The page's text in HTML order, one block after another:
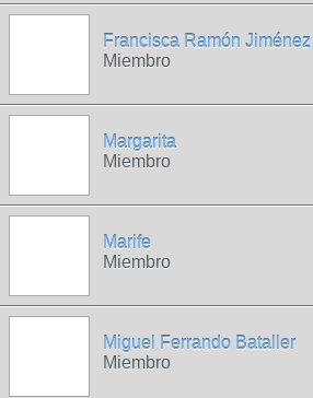
Francisca Ramón
Miembro
Margarita
Miembro
Marife
Miembro
Miguel Ferrando Bataller
Miembro